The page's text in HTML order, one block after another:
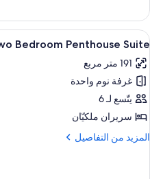
Bellagio
Two
Queen
استعراض
جميع
صور
Two
Bedroom
Penthouse
Suite
4
Bedroom Penthouse Suite
191 متر مربع
غرفة نوم واحدة
يتّسع لـ 6
سريران ملكيّان
المزيد من التفاصيل
المزيد